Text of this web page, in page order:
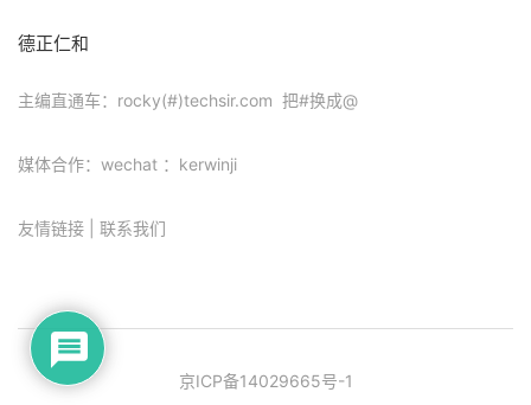
德正仁和
主编直通车：rocky(#)techsir.com 把#换成@
媒体合作：wechat ：kerwinji
友情链接 联系我们
京ICP备14029665号-1